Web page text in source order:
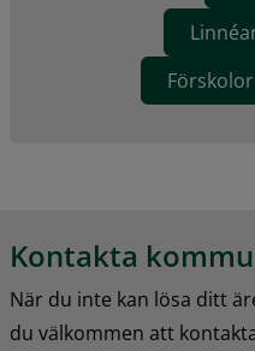
Kontakta
När du inte kan lösa ditt
du välkommen att